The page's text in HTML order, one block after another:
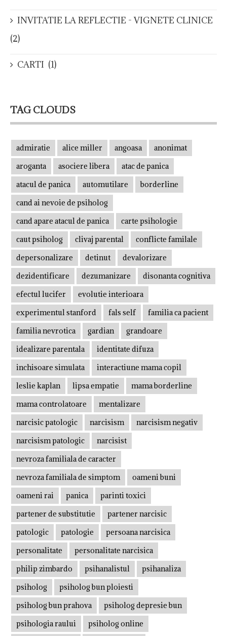
INVITATIE LA REFLECTIE - VIGNETE CLINICE
(2)
CARTI (1)
TAG CLOUDS
admiratie alice miller angoasa
anonimat
aroganta
asociere libera
atac de panica
atacul de panica
automutilare
borderline
cand ai nevoie de psiholog
cand apare atacul de panica
carte psihologie
caut psiholog
clivaj parental
conflicte familale
depersonalizare
detinut
devalorizare
dezidentificare
dezumanizare
disonanta cognitiva
efectul lucifer
evolutie interioara
experimentul stanford
fals self
familia ca pacient
familia nevrotica
gardian
grandoare
idealizare parentala
identitate difuza
inchisoare simulata
interactiune mama copil
leslie kaplan
lipsa empatie
mama borderline
mama controlatoare
mentalizare
narcisic patologic
narcisism
narcisism negativ
narcisism patologic
narcisist
nevroza familiala de caracter
nevroza familiala de simptom
oameni buni
oameni rai
panica
parinti toxici
partener de substitutie
partener narcisic
patologic
patologie
persoana narcisica
personalitate
personalitate narcisica
philip zimbardo
psihanalistul
psihanaliza
psiholog
psiholog bun ploiesti
psiholog bun prahova
psiholog depresie bun
psihologia raului
psiholog online